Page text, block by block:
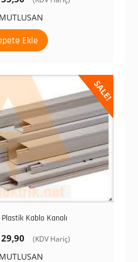
fiyat:
₺ 155,50.
MUTLUSAN
Ekle
SALE!
Kablo Kanalı
Şu
(KDV Hariç)
MUTLUSAN